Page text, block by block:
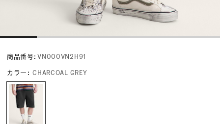
商品番号:VN000VN2H91
カラー: CHARCOAL GREY